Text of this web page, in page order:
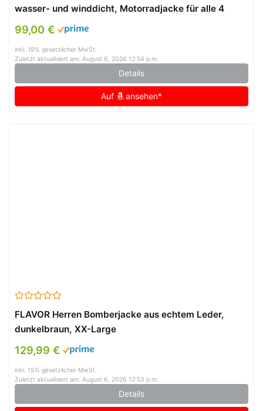
wasser- und winddicht, Motorradjacke für alle 4
Jahreszeiten mit herausnehmbarem Thermofutter,
Schwarz/Gelb, 3XL
99,00 €
inkl. 19% gesetzlicher MwSt.
Zuletzt aktualisiert am: August 6, 2026 12:54 p.m.
Details
Auf ansehen*
FLAVOR Herren Bomberjacke aus echtem Leder,
dunkelbraun, XX-Large
129,99 €
inkl. 19% gesetzlicher MwSt.
Zuletzt aktualisiert am: August 6, 2026 12:53 p.m.
Details